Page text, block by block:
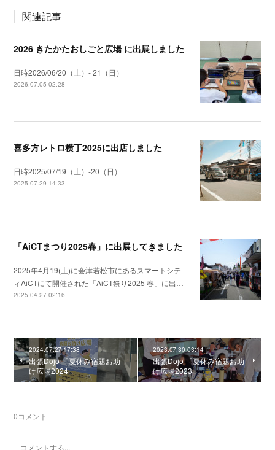
関連記事
2026 きたかたおしごと広場 に出展しました
日時2026/06/20（土）- 21（日）
2026.07.05 02:28
喜多方レトロ横丁2025に出店しました
日時2025/07/19（土）-20（日）
2025.07.29 14:33
「AiCTまつり2025春」に出展してきました
2025年4月19(土)に会津若松市にあるスマートシテ
ィAiCTにて開催された「AiCT祭り2025 春」に出…
2025.04.27 02:16
2024.07.27 17:38
出張Dojo 「夏休み宿題お助
け広場2024」
2023.07.30 03:14
出張Dojo 「夏休み宿題お助
け広場2023」
0コメント